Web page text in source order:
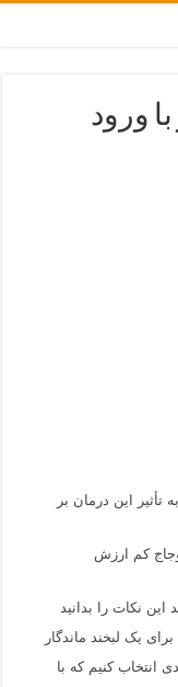
ورود
تأثیر این درمان بر
کم ارزش
این نکات را بدانید
یک لبخند ماندگار
کنیم که با